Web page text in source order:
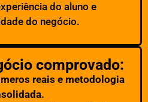
do aluno e
do negócio.
comprovado:
reais e metodologia